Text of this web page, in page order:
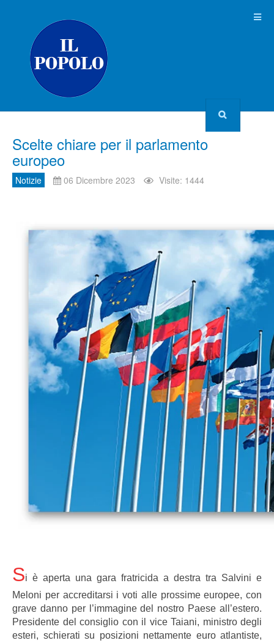
Scelte chiare per il parlamento
europeo
Notizie 06 Dicembre 2023 Visite: 1444
Si è aperta una gara fratricida a destra tra Salvini e
Meloni per accreditarsi i voti alle prossime europee, con
grave danno per l’immagine del nostro Paese all’estero.
Presidente del consiglio con il vice Taiani, ministro degli
esteri, schierati su posizioni nettamente euro atlantiste,